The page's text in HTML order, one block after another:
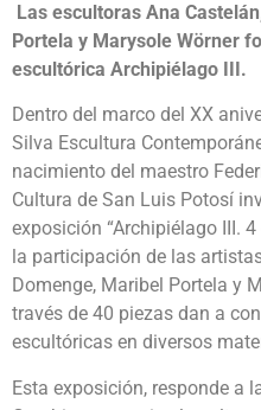
Las escultoras Ana
Portela y Marysole Wörner
escultórica Archipiélago III.
Dentro del marco del XX
Silva Escultura
nacimiento del maestro
Cultura de San Luis Potosí
exposición “Archipiélago III.
la participación de las
Domenge, Maribel Portela y
través de 40 piezas dan a
escultóricas en diversos
Esta exposición, responde a